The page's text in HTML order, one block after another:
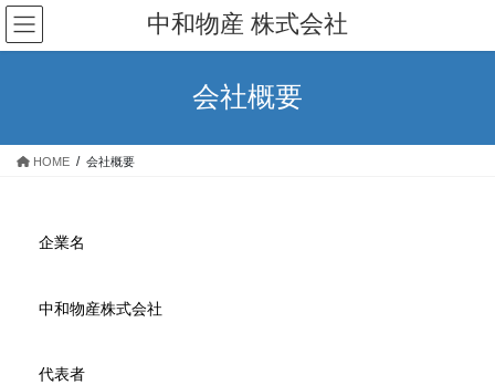
中和物産 株式会社
会社概要
HOME 会社概要
企業名
中和物産株式会社
代表者